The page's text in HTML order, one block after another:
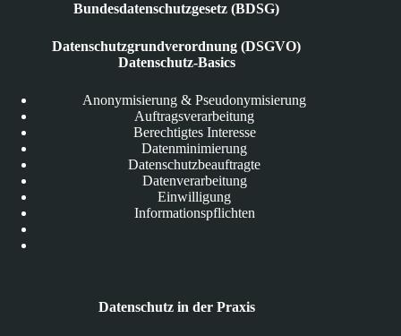
Bundesdatenschutzgesetz (BDSG)
Datenschutzgrundverordnung (DSGVO)
Datenschutz-Basics
Anonymisierung & Pseudonymisierung
Auftragsverarbeitung
Berechtigtes Interesse
Datenminimierung
Datenschutzbeauftragte
Datenverarbeitung
Einwilligung
Informationspflichten
Datenschutz in der Praxis